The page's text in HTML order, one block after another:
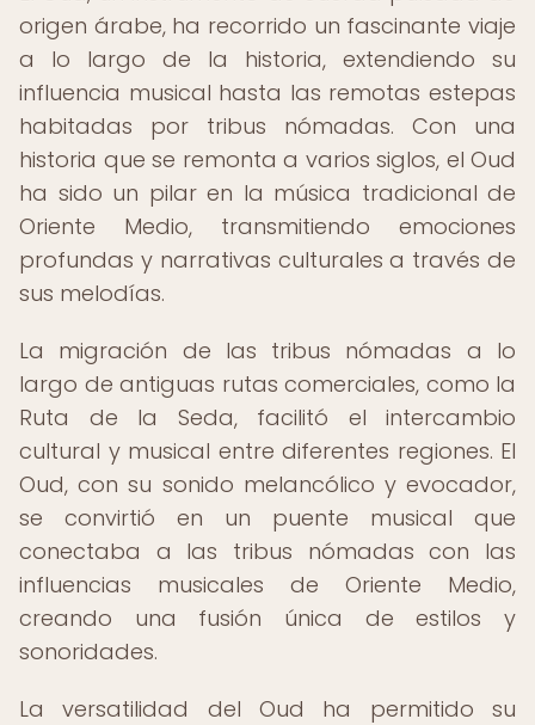
origen árabe, ha recorrido un fascinante viaje
a lo largo de la historia, extendiendo su
influencia musical hasta las remotas estepas
habitadas por tribus nómadas. Con una
historia que se remonta a varios siglos, el Oud
ha sido un pilar en la música tradicional de
Oriente Medio, transmitiendo emociones
profundas y narrativas culturales a través de
sus melodías.
La migración de las tribus nómadas a lo
largo de antiguas rutas comerciales, como la
Ruta de la Seda, facilitó el intercambio
cultural y musical entre diferentes regiones. El
Oud, con su sonido melancólico y evocador,
se convirtió en un puente musical que
conectaba a las tribus nómadas con las
influencias musicales de Oriente Medio,
creando una fusión única de estilos y
sonoridades.
La versatilidad del Oud ha permitido su